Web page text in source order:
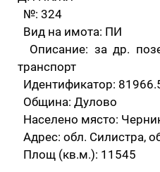
№: 324
Вид на имота: ПИ
Описание: за др.
транспорт
Идентификатор:
Община: Дулово
Населено място:
Адрес: обл. Силистра,
Площ (кв.м.): 11545